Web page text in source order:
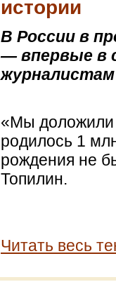
истории
В России в
— впервые в
«Мы доложили
родилось 1
рождения не
Топилин.
Читать весь